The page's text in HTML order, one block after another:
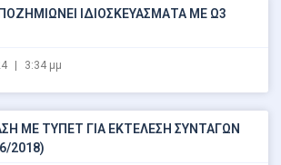
ΙΔΙΟΣΚΕΥΑΣΜΑΤΑ ΜΕ Ω3
3:34 μμ
ΜΕ ΤΥΠΕΤ ΓΙΑ ΕΚΤΕΛΕΣΗ ΣΥΝΤΑΓΩΝ
2018)